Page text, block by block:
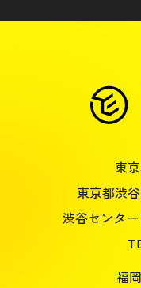
東
東京都渋
渋谷センタ
福